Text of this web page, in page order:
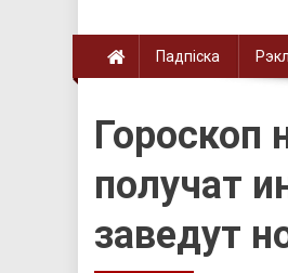
Падпіска
Гороскоп
получат
заведут